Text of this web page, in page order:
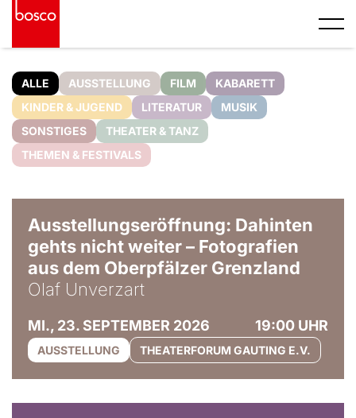
ALLE AUSSTELLUNG FILM
KABARETT
KINDER & JUGEND
LITERATUR
MUSIK
SONSTIGES
THEATER & TANZ
THEMEN & FESTIVALS
Ausstellungseröffnung: Dahinten
gehts nicht weiter – Fotografien
aus dem Oberpfälzer Grenzland
Olaf Unverzart
MI., 23. SEPTEMBER 2026 19:00 UHR
AUSSTELLUNG THEATERFORUM GAUTING E.V.